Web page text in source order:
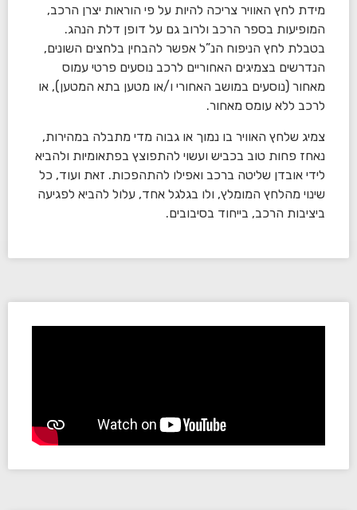
מידת לחץ האוויר צריכה להיות על פי הוראות יצרן הרכב,
המופיעות בספר הרכב ולרוב גם על דופן דלת הנהג.
בטבלת לחץ הניפוח הנ”ל אפשר להבחין בלחצים השונים,
הנדרשים בצמיגים האחוריים לרכב נוסעים פרטי עמוס
מאחור (נוסעים במושב האחורי ו/או מטען בתא המטען), או
לרכב ללא עומס מאחור.
צמיג שלחץ האוויר בו נמוך או גבוה מדי מתבלה במהירות,
נאחז פחות טוב בכביש ועשוי להתפוצץ בפתאומיות ולהביא
לידי אובדן שליטה ברכב ואפילו להתהפכות. זאת ועוד, כל
שינוי מהלחץ המומלץ, ולו בגלגל אחד, עלול להביא לפגיעה
ביציבות הרכב, בייחוד בסיבובים.